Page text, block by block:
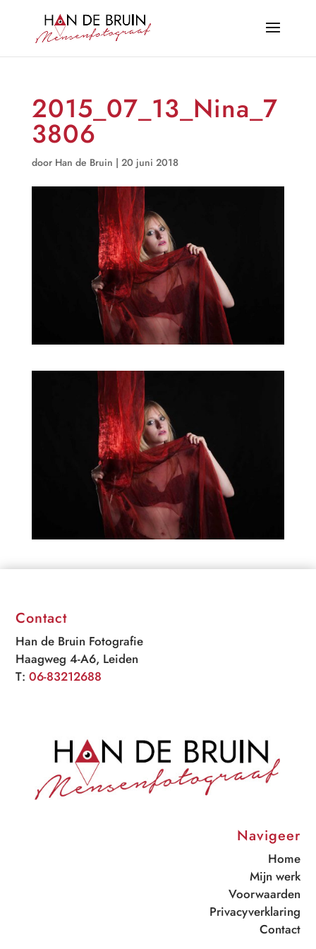
2015_07_13_Nina_7
3806
door Han de Bruin | 20 juni 2018
Contact
Han de Bruin Fotografie
Haagweg 4-A6, Leiden
T:06-83212688
Navigeer
Home
Mijn werk
Voorwaarden
Privacyverklaring
Contact